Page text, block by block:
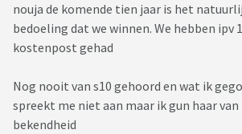
nouja de komende tien jaar is het
bedoeling dat we winnen. We hebben ipv
kostenpost gehad
Nog nooit van s10 gehoord en wat ik
spreekt me niet aan maar ik gun haar
bekendheid